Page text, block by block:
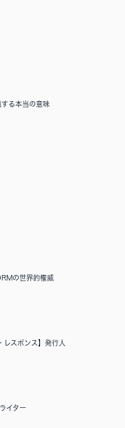
する本当の意味
の世界的権威
レスポンス】発行人
イター